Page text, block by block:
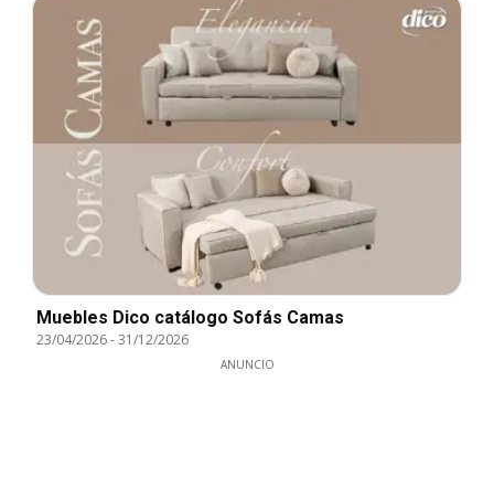
Muebles Dico catálogo Sofás Camas
23/04/2026-31/12/2026
ANUNCIO